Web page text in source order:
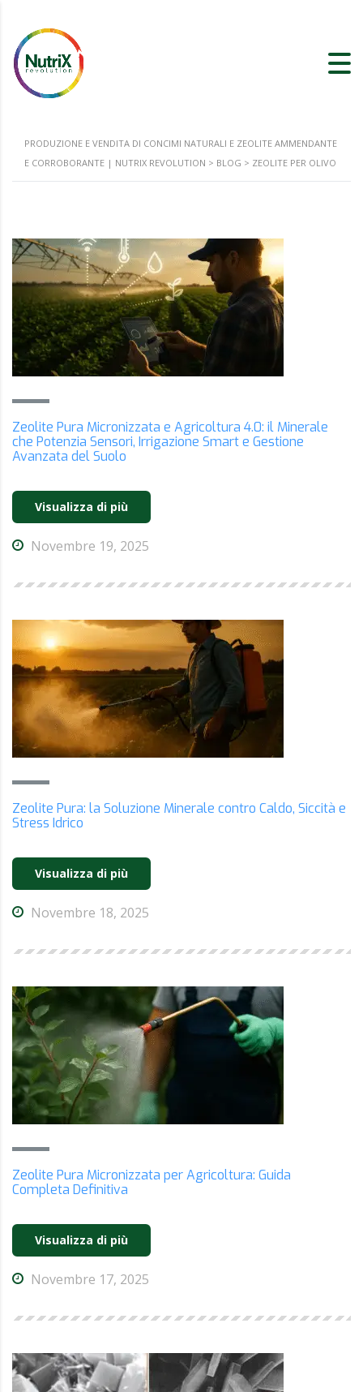
PRODUZIONE E VENDITA DI CONCIMI NATURALI E ZEOLITE AMMENDANTE
E CORROBORANTE | NUTRIX REVOLUTION > BLOG > ZEOLITE PER OLIVO
Zeolite Pura Micronizzata e Agricoltura 4.0: il Minerale
che Potenzia Sensori, Irrigazione Smart e Gestione
Avanzata del Suolo
Visualizza di più
Novembre 19, 2025
Zeolite Pura: la Soluzione Minerale contro Caldo, Siccità e
Stress Idrico
Visualizza di più
Novembre 18, 2025
Zeolite Pura Micronizzata per Agricoltura: Guida
Completa Definitiva
Visualizza di più
Novembre 17, 2025